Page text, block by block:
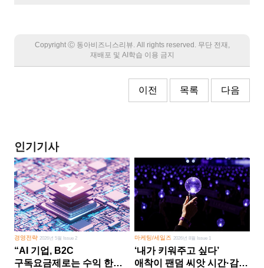
Copyright Ⓒ 동아비즈니스리뷰. All rights reserved. 무단 전재,
재배포 및 AI학습 이용 금지
이전 목록 다음
인기기사
경영전략 2026년 5월 Issue 2
“AI 기업, B2C
구독요금제로는 수익 한계
마케팅/세일즈 2026년 8월 Issue 1
‘내가 키워주고 싶다’
애착이 팬덤 씨앗 시간·감정